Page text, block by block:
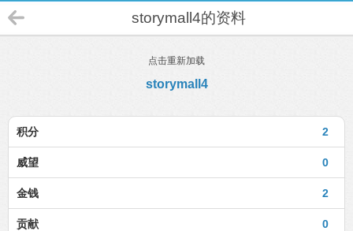
storymall4的资料
点击重新加载
storymall4
2
积分
0
威望
2
金钱
0
贡献